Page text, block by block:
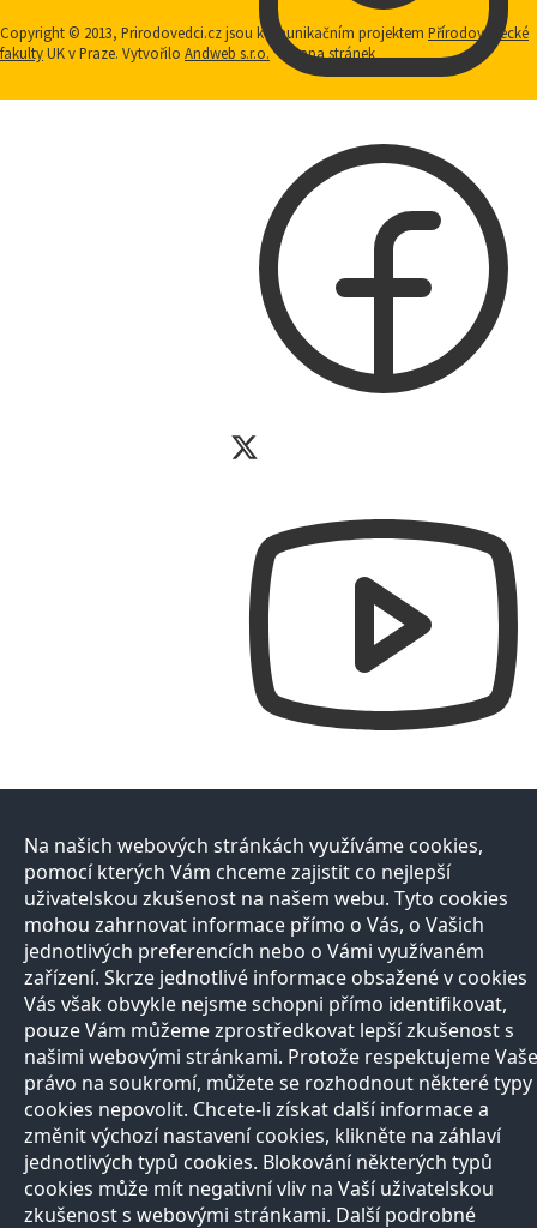
Copyright © 2013, Prirodovedci.cz jsou komunikačním projektem Přírodovědecké
fakultyUK v Praze. Vytvořilo Andweb s.r.o. Mapa stránek
Na našich webových stránkách využíváme cookies,
pomocí kterých Vám chceme zajistit co nejlepší
uživatelskou zkušenost na našem webu. Tyto cookies
mohou zahrnovat informace přímo o Vás, o Vašich
jednotlivých preferencích nebo o Vámi využívaném
zařízení. Skrze jednotlivé informace obsažené v cookies
Vás však obvykle nejsme schopni přímo identifikovat,
pouze Vám můžeme zprostředkovat lepší zkušenost s
našimi webovými stránkami. Protože respektujeme Vaše
právo na soukromí, můžete se rozhodnout některé typy
cookies nepovolit. Chcete-li získat další informace a
změnit výchozí nastavení cookies, klikněte na záhlaví
jednotlivých typů cookies. Blokování některých typů
cookies může mít negativní vliv na Vaší uživatelskou
zkušenost s webovými stránkami. Další podrobné